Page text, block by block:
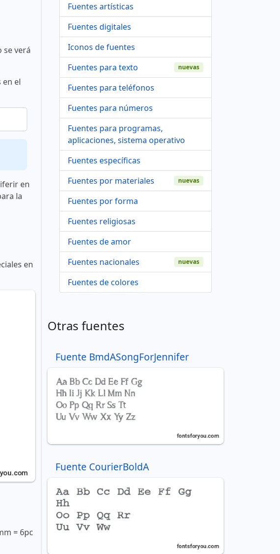
se verá
en el
en
la
en
= 6pc
Fuentes artísticas
Fuentes digitales
Iconos de fuentes
Fuentes para texto
nuevas
Fuentes para teléfonos
Fuentes para números
Fuentes para programas,
aplicaciones, sistema operativo
Fuentes específicas
Fuentes por materiales
nuevas
Fuentes por forma
Fuentes religiosas
Fuentes de amor
Fuentes nacionales
nuevas
Fuentes de colores
Otras fuentes
Fuente BmdASongForJennifer
Fuente CourierBoldA